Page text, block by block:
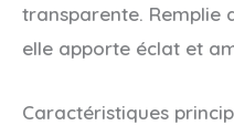
transparente. Remplie
elle apporte éclat et
Caractéristiques